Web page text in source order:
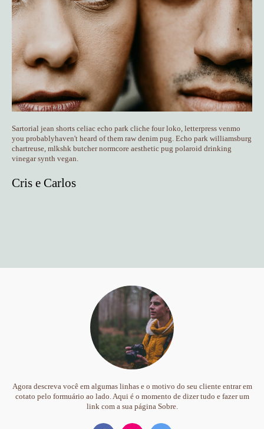
Sartorial jean shorts celiac echo park cliche four loko, letterpress venmo
you probablyhaven't heard of them raw denim pug. Echo park williamsburg
chartreuse, mlkshk butcher normcore aesthetic pug polaroid drinking
vinegar synth vegan.
Cris e Carlos
Agora descreva você em algumas linhas e o motivo do seu cliente entrar em
cotato pelo formuário ao lado. Aqui é o momento de dizer tudo e fazer um
link com a sua página Sobre.